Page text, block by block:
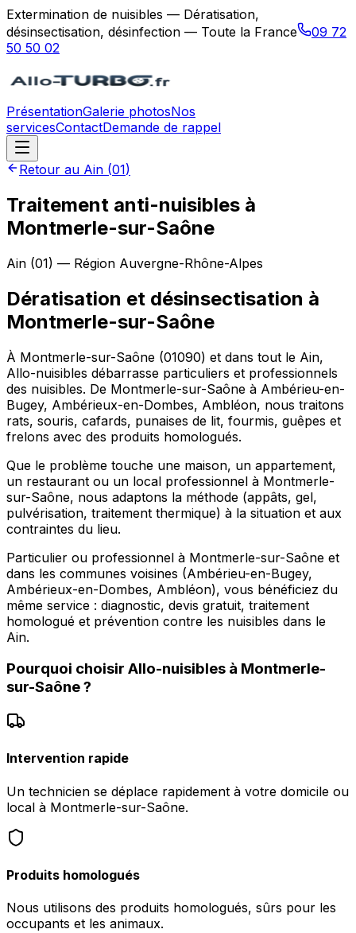
Extermination de nuisibles — Dératisation,
désinsectisation, désinfection — Toute la France
09 72
50 50 02
PrésentationGalerie photosNos
servicesContactDemande de rappel
Retour au Ain (01)
Traitement anti-nuisibles à
Montmerle-sur-Saône
Ain (01) — Région Auvergne-Rhône-Alpes
Dératisation et désinsectisation à
Montmerle-sur-Saône
À Montmerle-sur-Saône (01090) et dans tout le Ain,
Allo-nuisibles débarrasse particuliers et professionnels
des nuisibles. De Montmerle-sur-Saône à Ambérieu-en-
Bugey, Ambérieux-en-Dombes, Ambléon, nous traitons
rats, souris, cafards, punaises de lit, fourmis, guêpes et
frelons avec des produits homologués.
Que le problème touche une maison, un appartement,
un restaurant ou un local professionnel à Montmerle-
sur-Saône, nous adaptons la méthode (appâts, gel,
pulvérisation, traitement thermique) à la situation et aux
contraintes du lieu.
Particulier ou professionnel à Montmerle-sur-Saône et
dans les communes voisines (Ambérieu-en-Bugey,
Ambérieux-en-Dombes, Ambléon), vous bénéficiez du
même service : diagnostic, devis gratuit, traitement
homologué et prévention contre les nuisibles dans le
Ain.
Pourquoi choisir Allo-nuisibles à Montmerle-
sur-Saône?
Intervention rapide
Un technicien se déplace rapidement à votre domicile ou
local à Montmerle-sur-Saône.
Produits homologués
Nous utilisons des produits homologués, sûrs pour les
occupants et les animaux.